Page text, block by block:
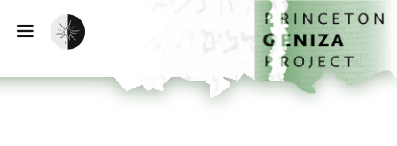
إلى المحتوى الرئيسي
الرئيسية
تفعيل الوضع المظلم